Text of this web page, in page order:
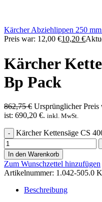
Kärcher Abziehlippen 250
Preis war: 12,00 €10,20 €
Kärcher
Bp Pack
862,75€ Ursprünglicher Preis
ist: 690,20 €. inkl. MwSt.
Kärcher Kettensäge CS
In den Warenkorb
Zum Wunschzettel hinzufügen
Artikelnummer: 1.042-505.0
Beschreibung